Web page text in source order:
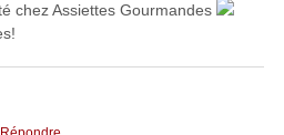
chez Assiettes Gourmandes